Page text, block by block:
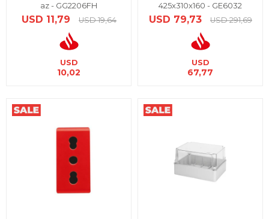
az - GG2206FH
USD 11,79 USD 19,64
USD
10,02
425x310x160 - GE6032
USD 79,73 USD 291,69
USD
67,77